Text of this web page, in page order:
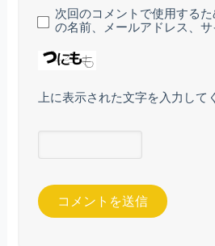
次回のコメントで使用する
の名前、メールアドレス、サ
上に表示された文字を入力して